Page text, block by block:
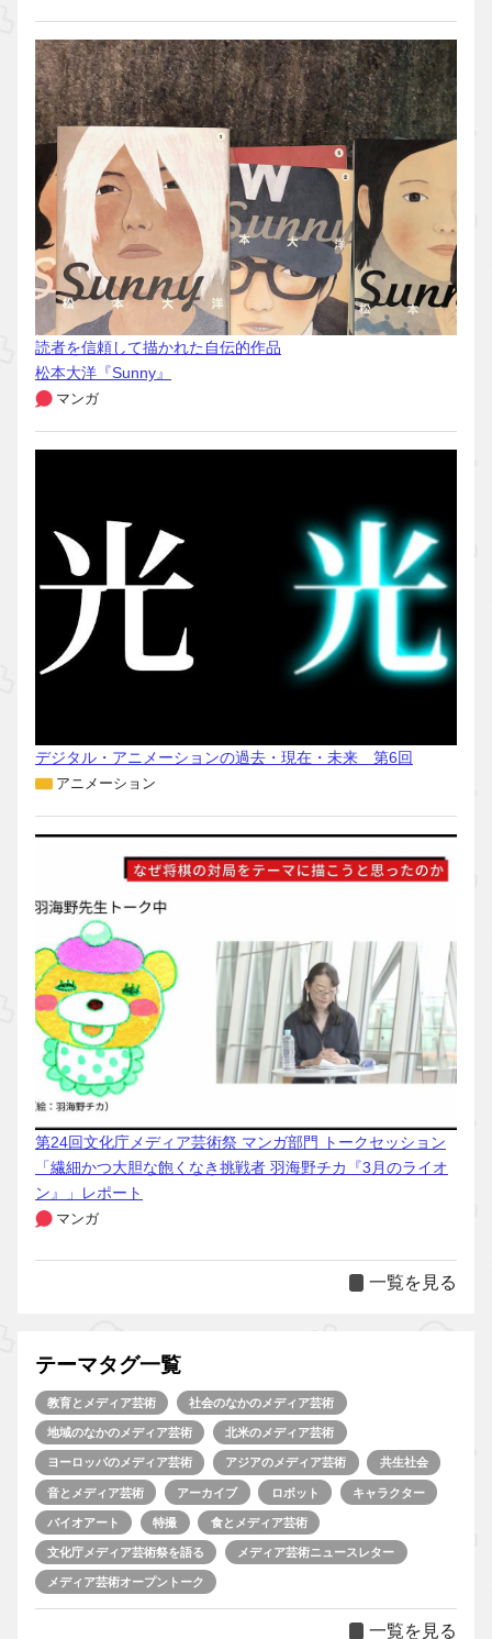
読者を信頼して描かれた自伝的作品
松本大洋『Sunny』
マンガ
デジタル・アニメーションの過去・現在・未来 第6回
アニメーション
第24回文化庁メディア芸術祭 マンガ部門 トークセッション
「繊細かつ大胆な飽くなき挑戦者 羽海野チカ『3月のライオ
ン』」レポート
マンガ
一覧を見る
テーマタグ一覧
教育とメディア芸術 社会のなかのメディア芸術
地域のなかのメディア芸術 北米のメディア芸術
ヨーロッパのメディア芸術 アジアのメディア芸術 共生社会
音とメディア芸術 アーカイブ ロボット キャラクター
バイオアート 特撮 食とメディア芸術
文化庁メディア芸術祭を語る メディア芸術ニュースレター
メディア芸術オープントーク
一覧を見る